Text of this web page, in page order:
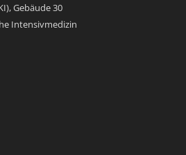
Gebäude 30
Intensivmedizin